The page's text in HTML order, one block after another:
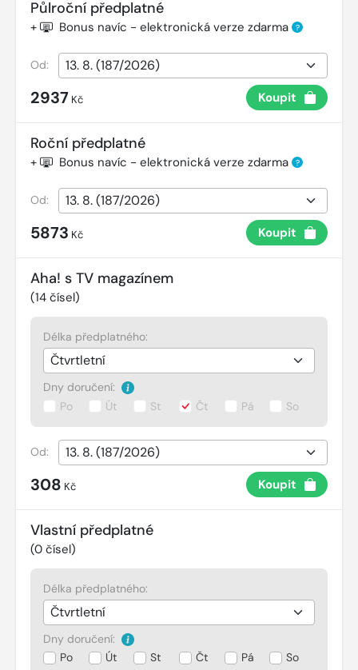
Půlroční předplatné
+ Bonus navíc - elektronická verze zdarma ?
Od:
2937 Kč Koupit
Roční předplatné
+ Bonus navíc - elektronická verze zdarma ?
Od:
5873 Kč Koupit
Aha! s TV magazínem
(14 čísel)
Délka předplatného:
Dny doručení:
Po
Út St Čt Pá So
Od:
308 Kč Koupit
Vlastní předplatné
(0 čísel)
Délka předplatného:
Dny doručení:
Po
Út St Čt Pá So